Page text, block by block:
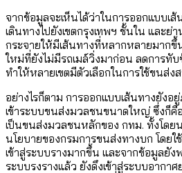
จากข้อมูลจะเห็นได้ว่าในการออกแบบเ
เดินทางไปยังเขตกรุงเทพฯ ชั้นใน และย่
กระจายให้มีเส้นทางที่หลากหลายมากขึ้
ใหม่ที่ยังไม่มีรถเมล์วิ่งมาก่อน ลดการทั
ทำให้หลายเขตมีตัวเลือกในการใช้ขนส่
อย่างไรก็ตาม การออกแบบเส้นทางยังอ
เข้าระบบขนส่งมวลชนขนาดใหญ่ ซึ่งก็คื
เป็นขนส่งมวลชนหลักของ กทม. ทั้งโดย
นโยบายของกรมการขนส่งทางบก โดยใ
เข้าสู่ระบบรางมากขึ้น และจากข้อมูลยั
ระบบรงรางแล้ว ยังดึงเข้าสู่ระบบอากา